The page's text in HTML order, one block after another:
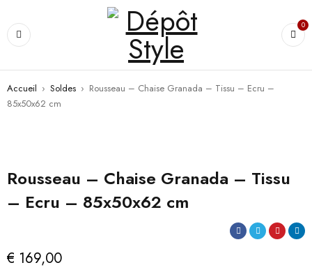
0
Accueil › Soldes › Rousseau – Chaise Granada – Tissu – Ecru –
85x50x62 cm
Rousseau – Chaise Granada – Tissu
– Ecru – 85x50x62 cm
€ 169,00